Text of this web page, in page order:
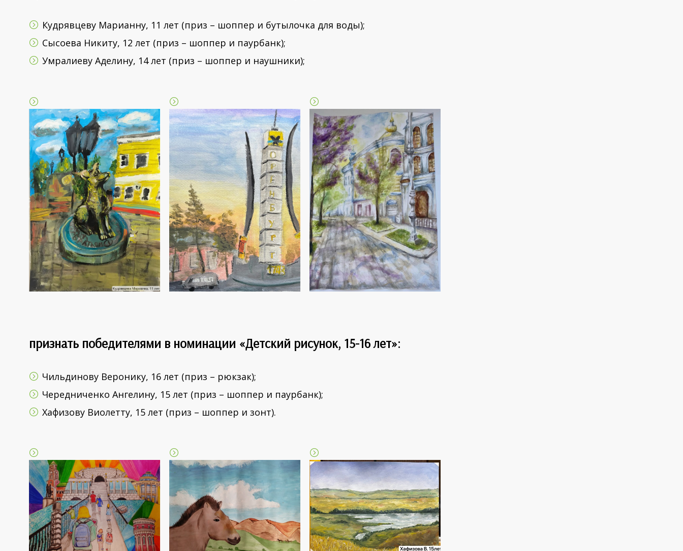
Кудрявцеву Марианну, 11 лет (приз – шоппер и бутылочка для воды);
Сысоева Никиту, 12 лет (приз – шоппер и паурбанк);
Умралиеву Аделину, 14 лет (приз – шоппер и наушники);
признать победителями в номинации «Детский рисунок, 15-16 лет»:
Чильдинову Веронику, 16 лет (приз – рюкзак);
Чередниченко Ангелину, 15 лет (приз – шоппер и паурбанк);
Хафизову Виолетту, 15 лет (приз – шоппер и зонт).